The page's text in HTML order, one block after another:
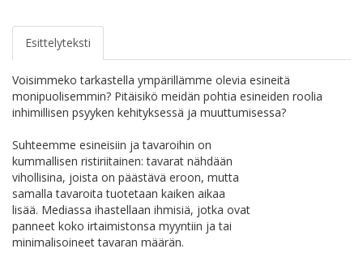
Esittelyteksti
Voisimmeko tarkastella ympärillämme olevia esineitä
monipuolisemmin? Pitäisikö meidän pohtia esineiden roolia
inhimillisen psyyken kehityksessä ja muuttumisessa?
Suhteemme esineisiin ja tavaroihin on
kummallisen ristiriitainen: tavarat nähdään
vihollisina, joista on päästävä eroon, mutta
samalla tavaroita tuotetaan kaiken aikaa
lisää. Mediassa ihastellaan ihmisiä, jotka ovat
panneet koko irtaimistonsa myyntiin ja tai
minimalisoineet tavaran määrän.